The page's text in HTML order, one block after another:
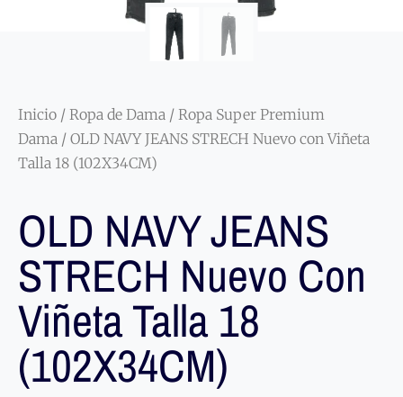
Inicio / Ropa de Dama / Ropa Super Premium
Dama / OLD NAVY JEANS STRECH Nuevo con Viñeta
Talla 18 (102X34CM)
OLD NAVY JEANS
STRECH Nuevo Con
Viñeta Talla 18
(102X34CM)